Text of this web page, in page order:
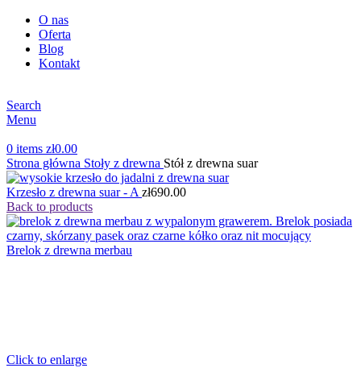
O nas
Oferta
Blog
Kontakt
Search
Menu
0 items zł0.00
Strona główna Stoły z drewna Stół z drewna suar
Krzesło z drewna suar - A zł690.00
Back to products
Brelok z drewna merbau
Click to enlarge